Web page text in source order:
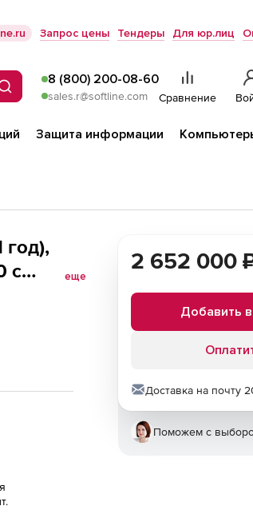
Запрос цены Тендеры Для юр.лиц
Поиск
8 (800) 200-08-60
sales.r@softline.com Сравнение
Защита информации
год),
с
еще
2 652 000
Добавить
Доставка на почту
Поможем с